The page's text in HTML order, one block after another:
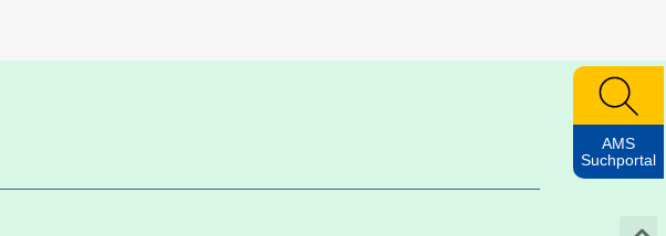
AMS
Suchportal